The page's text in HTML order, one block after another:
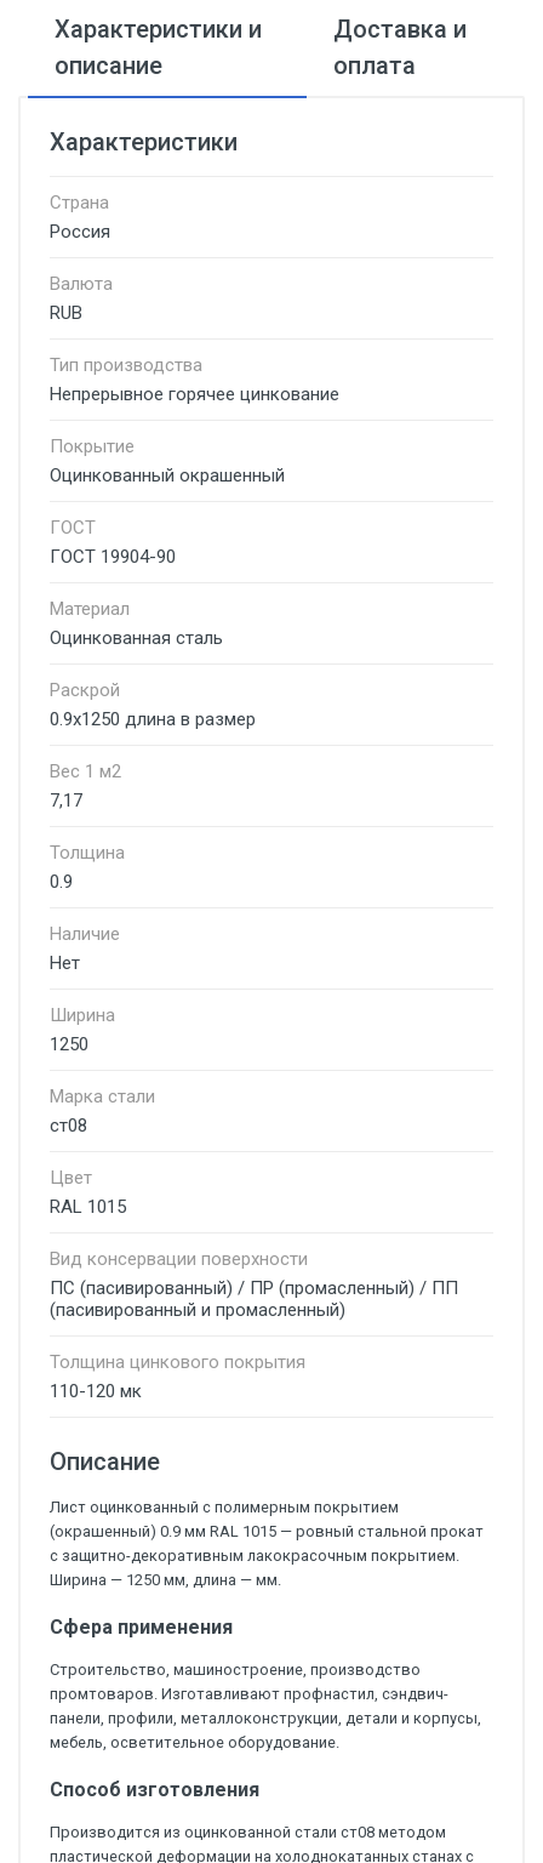
Характеристики и
описание
Доставка и
оплата
Характеристики
Страна
Россия
Валюта
RUB
Тип производства
Непрерывное горячее цинкование
Покрытие
Оцинкованный окрашенный
ГОСТ
ГОСТ 19904-90
Материал
Оцинкованная сталь
Раскрой
0.9х1250 длина в размер
Вес 1 м2
7,17
Толщина
0.9
Наличие
Нет
Ширина
1250
Марка стали
ст08
Цвет
RAL 1015
Вид консервации поверхности
ПС (пасивированный) / ПР (промасленный) / ПП
(пасивированный и промасленный)
Толщина цинкового покрытия
110-120 мк
Описание
Лист оцинкованный с полимерным покрытием
(окрашенный) 0.9 мм RAL 1015 — ровный стальной прокат
с защитно-декоративным лакокрасочным покрытием.
Ширина — 1250 мм, длина — мм.
Сфера применения
Строительство, машиностроение, производство
промтоваров. Изготавливают профнастил, сэндвич-
панели, профили, металлоконструкции, детали и корпусы,
мебель, осветительное оборудование.
Способ изготовления
Производится из оцинкованной стали ст08 методом
пластической деформации на холоднокатанных станах с